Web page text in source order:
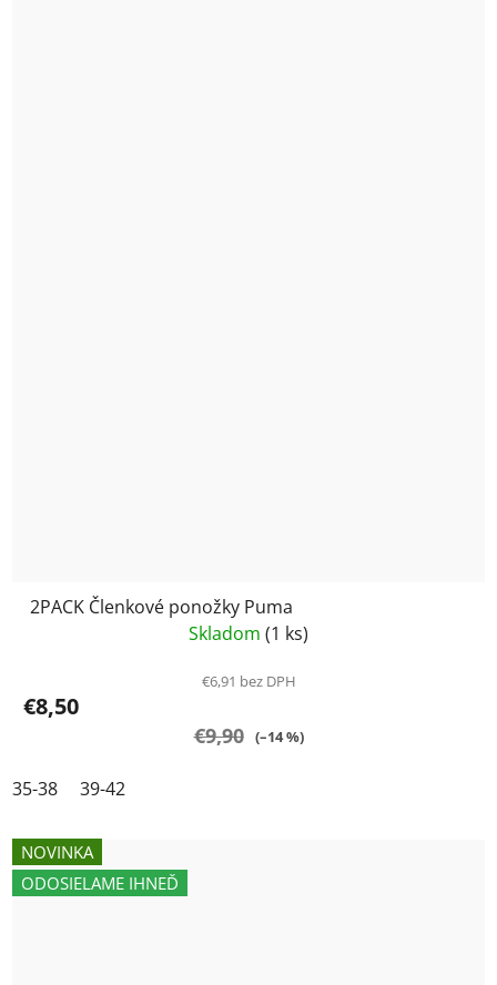
2PACK Členkové ponožky Puma
Skladom (1 ks)
€6,91 bez DPH
€8,50
€9,90 (–14 %)
35-38 39-42
NOVINKA
ODOSIELAME IHNEĎ